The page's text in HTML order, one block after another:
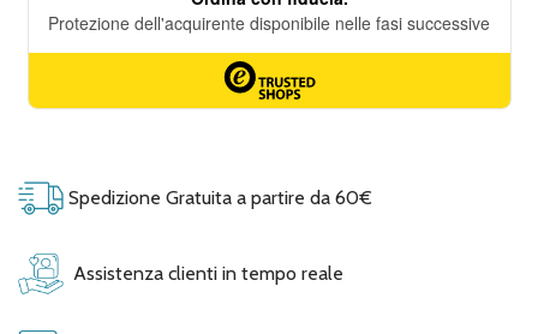
Spedizione Gratuita a partire da 60€
Assistenza clienti in tempo reale